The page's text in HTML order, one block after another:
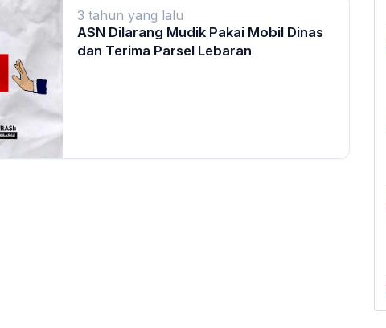
3 tahun yang lalu
ASN Dilarang Mudik Pakai Mobil Dinas
dan Terima Parsel Lebaran